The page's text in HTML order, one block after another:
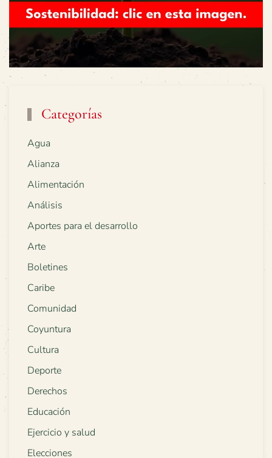
Categorías
Agua
Alianza
Alimentación
Análisis
Aportes para el desarrollo
Arte
Boletines
Caribe
Comunidad
Coyuntura
Cultura
Deporte
Derechos
Educación
Ejercicio y salud
Elecciones